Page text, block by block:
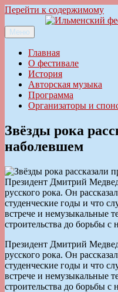
Перейти к содержимому
Ильменский фестиваль
Меню
Главная
О фестивале
История
Авторская музыка
Программа
Организаторы и
Звёзды рока
наболевшем
Президент Дмитрий
русского рока. Он
студенческие годы и что
встрече и немузыкальные
строительства до борьбы с
Президент Дмитрий
русского рока. Он
студенческие годы и что
встрече и немузыкальные
строительства до борьбы с